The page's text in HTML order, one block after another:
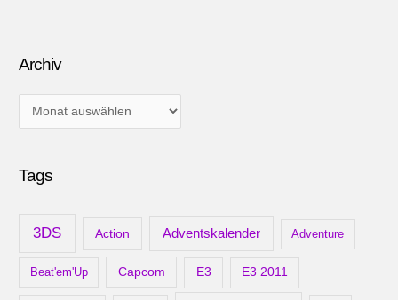
Archiv
r
Tags
3DS Action Adventskalender Adventure
Beat'em'Up Capcom E3 E3 2011